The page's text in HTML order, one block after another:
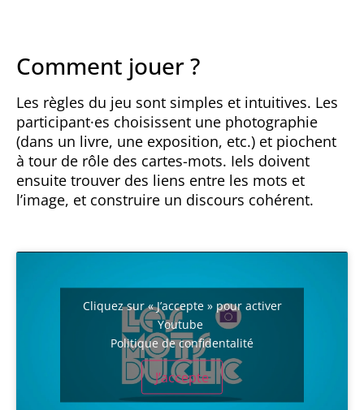
Comment jouer ?
Les règles du jeu sont simples et intuitives. Les
participant·es choisissent une photographie
(dans un livre, une exposition, etc.) et piochent
à tour de rôle des cartes-mots. Iels doivent
ensuite trouver des liens entre les mots et
l’image, et construire un discours cohérent.
Cliquez sur « J’accepte » pour activer
Youtube
Politique de confidentalité
J’accepte